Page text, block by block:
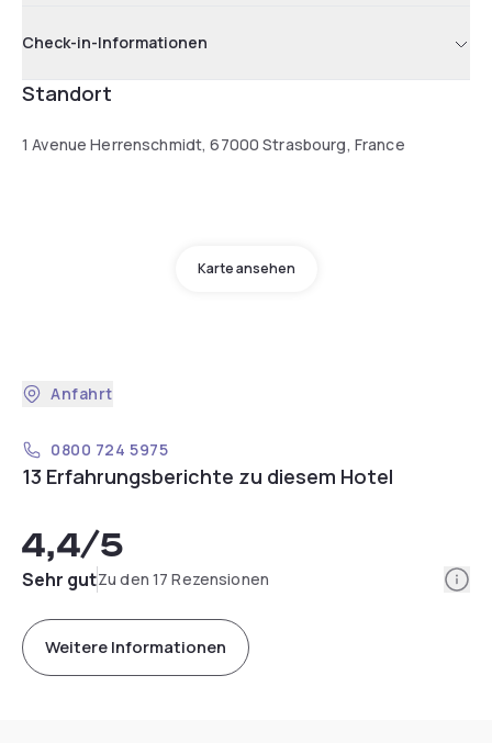
Check-in-Informationen
Standort
1 Avenue Herrenschmidt, 67000 Strasbourg, France
Karte ansehen
Anfahrt
0800 724 5975
13 Erfahrungsberichte zu diesem Hotel
4,4/5
Sehr gutZu den 17 Rezensionen
Weitere Informationen